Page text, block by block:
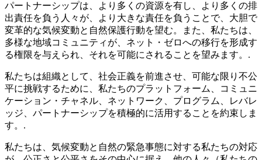
パートナーシップは、より多くの資源を有し、より多くの排
出責任を負う人々が、より大きな責任を負うことで、大胆で
変革的な気候変動と自然保護行動を望む。また、私たちは、
多様な地域コミュニティが、ネット・ゼロへの移行を形成す
る権限を与えられ、それを可能にされることを望みます。.
私たちは組織として、社会正義を前進させ、可能な限り不公
平に挑戦するために、私たちのプラットフォーム、コミュニ
ケーション・チャネル、ネットワーク、プログラム、レバレ
ッジ、パートナーシップを積極的に活用することを約束しま
す。.
私たちは、気候変動と自然の緊急事態に対する私たちの対応